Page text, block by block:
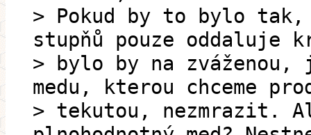
> Pokud by to bylo
stupňů pouze oddaluje
> bylo by na
medu, kterou chceme
> tekutou, nezmrazit.